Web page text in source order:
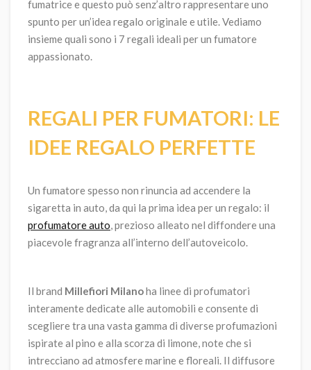
fumatrice e questo può senz’altro rappresentare uno
spunto per un’idea regalo originale e utile. Vediamo
insieme quali sono i 7 regali ideali per un fumatore
appassionato.
REGALI PER FUMATORI: LE
IDEE REGALO PERFETTE
Un fumatore spesso non rinuncia ad accendere la
sigaretta in auto, da qui la prima idea per un regalo: il
profumatore auto, prezioso alleato nel diffondere una
piacevole fragranza all’interno dell’autoveicolo.
Il brand Millefiori Milanoha linee di profumatori
interamente dedicate alle automobili e consente di
scegliere tra una vasta gamma di diverse profumazioni
ispirate al pino e alla scorza di limone, note che si
intrecciano ad atmosfere marine e floreali. Il diffusore